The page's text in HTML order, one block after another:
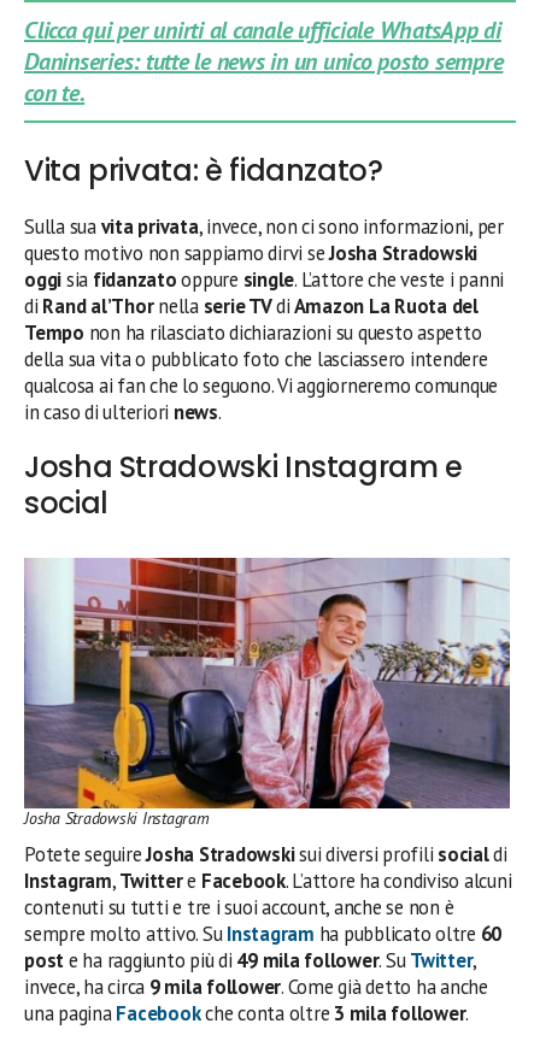
Clicca qui per unirti al canale ufficiale WhatsApp di
Daninseries: tutte le news in un unico posto sempre
con te.
Vita privata: è fidanzato?
Sulla suavita privata, invece, non ci sono informazioni, per
questo motivo non sappiamo dirvi seJosha Stradowski
oggisia fidanzatooppure single. L’attore che veste i panni
di Rand al’Thornella serie TVdiAmazon La Ruota del
Tempo non ha rilasciato dichiarazioni su questo aspetto
della sua vita o pubblicato foto che lasciassero intendere
qualcosa ai fan che lo seguono. Vi aggiorneremo comunque
in caso di ulteriori news.
Josha Stradowski Instagram e
social
Josha Stradowski Instagram
Potete seguireJosha Stradowskisui diversi profili socialdi
Instagram,Twittere Facebook. L’attore ha condiviso alcuni
contenuti su tutti e tre i suoi account, anche se non è
sempre molto attivo. SuInstagram ha pubblicato oltre 60
poste ha raggiunto più di 49 mila follower. SuTwitter,
invece, ha circa 9 mila follower. Come già detto ha anche
una paginaFacebookche conta oltre 3 mila follower.